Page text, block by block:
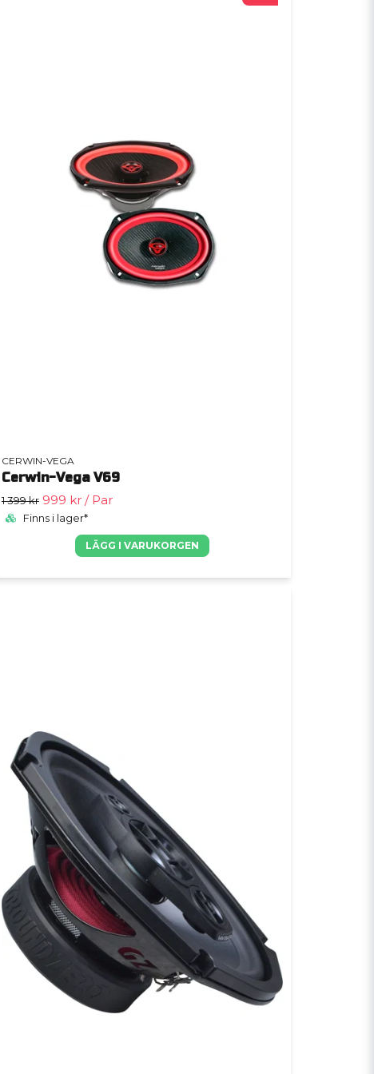
CERWIN-VEGA
Cerwin-Vega V69
1 399 kr 999 kr / Par
Finns i lager*
LÄGG I VARUKORGEN